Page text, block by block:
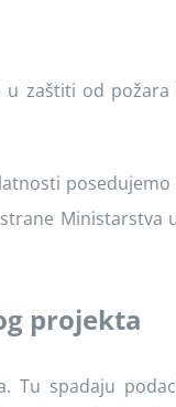
u zaštiti od
posedujemo
Ministarstva
projekta
Tu spadaju